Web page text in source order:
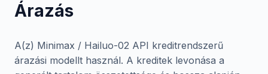
Árazás
A(z) Minimax / Hailuo-02 API kreditrendszerű
árazási modellt használ. A kreditek levonása a